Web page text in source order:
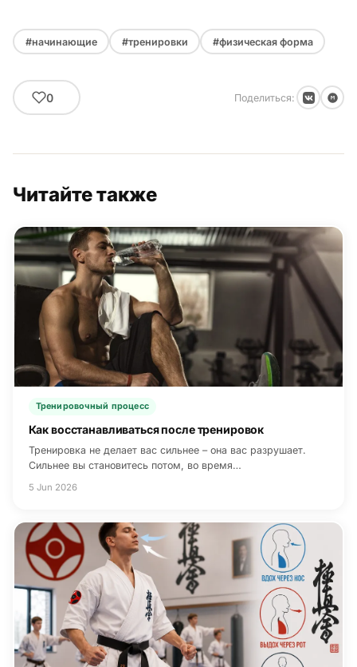
#начинающие #тренировки #физическая форма
0 Поделиться:
Читайте также
Тренировочный процесс
Как восстанавливаться после тренировок
Тренировка не делает вас сильнее – она вас разрушает.
Сильнее вы становитесь потом, во время…
5 Jun 2026